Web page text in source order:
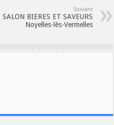
Suivant
SALON BIERES ET SAVEURS
Noyelles-lès-Vermelles